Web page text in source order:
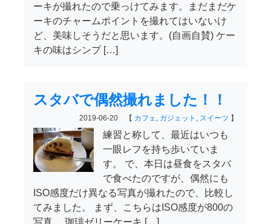
ーキが撮れたので乗っけてみます。まだまだケ
ーキのチャームポイントを撮れてはいないけ
ど、美味しそうだと思います。(自画自賛) ケー
キの味はシンプ […]
スタバで偶然撮れました！！
2019-06-20 【 カフェ, ガジェット , スイーツ 】
練習と称して、最近はいつも
一眼レフを持ち歩いていま
す。 で、本日は昼食をスタバ
で食べたのですが、偶然にも
ISO感度だけ異なる写真が撮れたので、比較し
てみました。 まず、こちらはISO感度が800の
写真。 珈琲ゼリーケーキ […]